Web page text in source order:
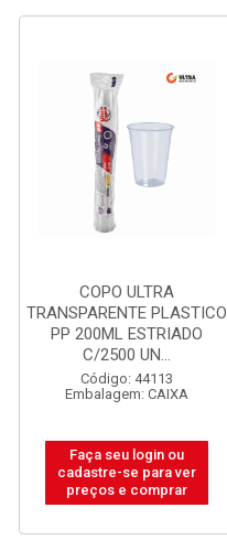
COPO ULTRA
TRANSPARENTE PLASTICO
PP 200ML ESTRIADO
C/2500 UN...
Código: 44113
Embalagem: CAIXA
Faça seu login ou
cadastre-se para ver
preços e comprar